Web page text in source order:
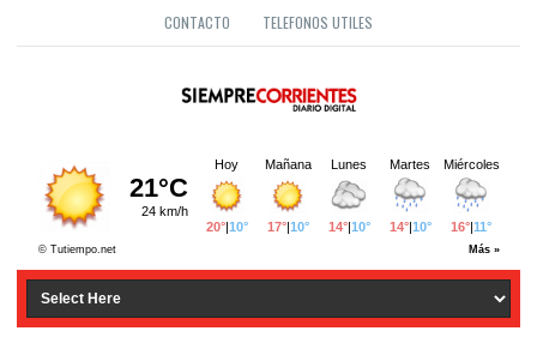
CONTACTO TELEFONOS UTILES